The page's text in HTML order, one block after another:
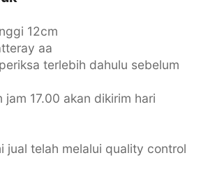
12cm
aa
terlebih dahulu sebelum
jam 17.00 akan dikirim hari
jual telah melalui quality control